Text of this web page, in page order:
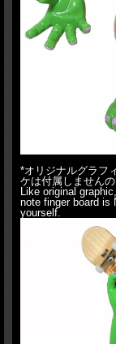
*オリジナルグラフ
ケは付属しません
Like original
note finger board is
yourself.